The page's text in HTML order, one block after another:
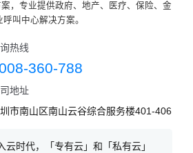
，专业提供政府、地产、医疗、保险、金
叫中心解决方案。
热线
360-788
地址
市南山区南山云谷综合服务楼401-406
云时代，「专有云」和「私有云」